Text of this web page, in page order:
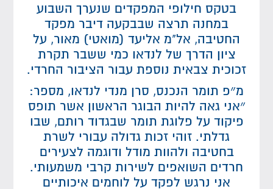
בטקס חילופי המפקדים שנערך השבוע
במחנה תרצה שבבקעה דיבר מפקד
החטיבה, אל"מ אליעד (מואטי) מאור, על
ציון הדרך של לנדאו כמי ששבר תקרת
זכוכית צבאית נוספת עבור הציבור החרדי.
מ״פ תומר הנכנס, סרן מנדי לנדאו, מספר:
״אני גאה להיות הבוגר הראשון אשר תופס
פיקוד על פלוגת תומר שבגדוד רותם, שבו
גדלתי. זוהי זכות גדולה עבורי לשרת
בחטיבה ולהוות מודל ודוגמה לצעירים
חרדים השואפים לשירות קרבי משמעותי.
אני נרגש לפקד על לוחמים איכותיים